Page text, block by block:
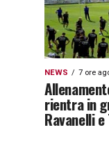
NEWS 7 ore
rientra in
Ravanelli